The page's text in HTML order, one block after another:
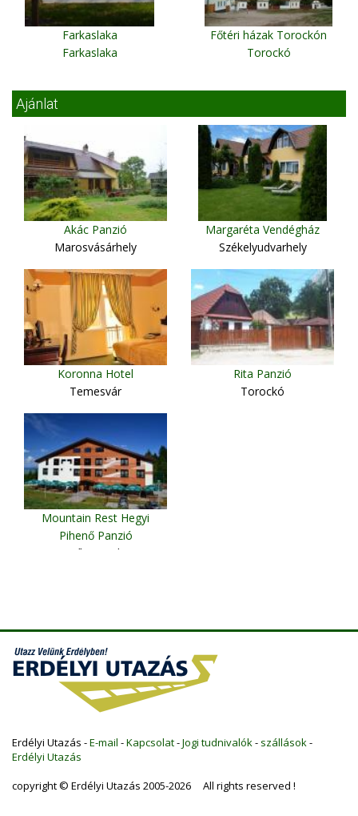
Farkaslaka
Farkaslaka
Főtéri házak Torockón
Torockó
Ajánlat
Akác Panzió
Marosvásárhely
Margaréta Vendégház
Székelyudvarhely
Koronna Hotel
Temesvár
Rita Panzió
Torockó
Mountain Rest Hegyi
Pihenő Panzió
Csíkszereda
Erdélyi Utazás -E-mail -Kapcsolat-Jogi tudnivalók- szállások-
Erdélyi Utazás
copyright © Erdélyi Utazás 2005-2026 All rights reserved !